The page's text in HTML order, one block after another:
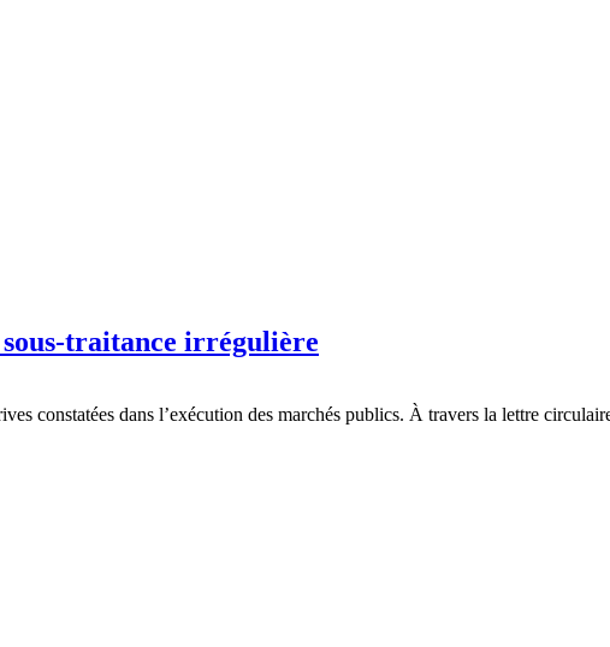
traitance irrégulière
constatées dans l’exécution des marchés publics. À travers la lettre